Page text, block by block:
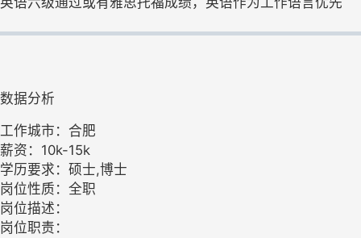
数据分析
工作城市：合肥
薪资：10k-15k
学历要求：硕士,博士
岗位性质：全职
岗位描述：
岗位职责：